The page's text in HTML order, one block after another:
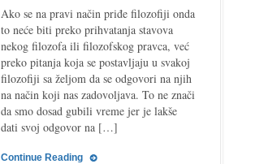
discipline
Ako se na pravi način priđe filozofiji onda
to neće biti preko prihvatanja stavova
nekog filozofa ili filozofskog pravca, već
preko pitanja koja se postavljaju u svakoj
filozofiji sa željom da se odgovori na njih
na način koji nas zadovoljava. To ne znači
da smo dosad gubili vreme jer je lakše
dati svoj odgovor na […]
Continue Reading